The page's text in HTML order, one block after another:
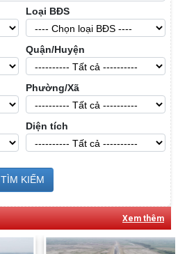
Loại BĐS
Quận/Huyện
Phường/Xã
Diện tích
TÌM KIẾM
Xem thêm